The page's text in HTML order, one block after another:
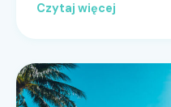
Czytaj więcej